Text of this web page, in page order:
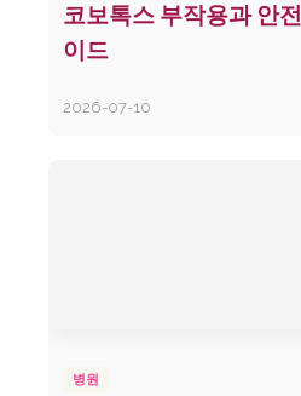
코보톡스 부작용과 안
이드
2026-07-10
병원